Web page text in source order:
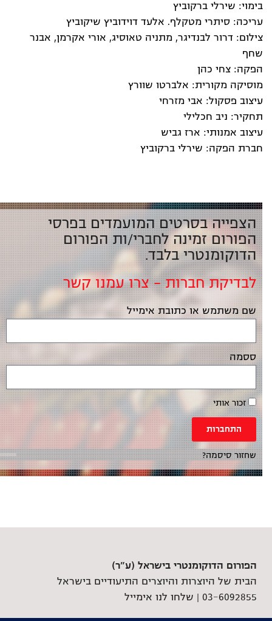
בימוי: שירלי ברקוביץ
עריכה: סיתרי מטקלף. אלעד דוידוביץ שיקוביץ
צילום: דרור לבנדיגר, מתניה טאוסיג, אורי אקרמן, אבנר
שחף
הפקה: צחי כהן
מוסיקה מקורית: אלברטו שוורץ
עיצוב פסקול: אבי מזרחי
תחקיר: ניב חכלילי
עיצוב אמנותי: ארז גביש
חברת הפקה: שירלי ברקוביץ
הצפייה בסרטים המועמדים בפרסי
הפורום זמינה לחברי/ות הפורום
הדוקומנטרי בלבד.
לבדיקת חברות – צרו עמנו קשר
שם משתמש או כתובת אימייל
ססמה
זכור אותי
התחברות
שחזור סיסמה?
הפורום הדוקומנטרי בישראל (ע"ר)
הבית של היוצרות והיוצרים התיעודיים בישראל
03-6092855 |
שלחו לנו אימייל